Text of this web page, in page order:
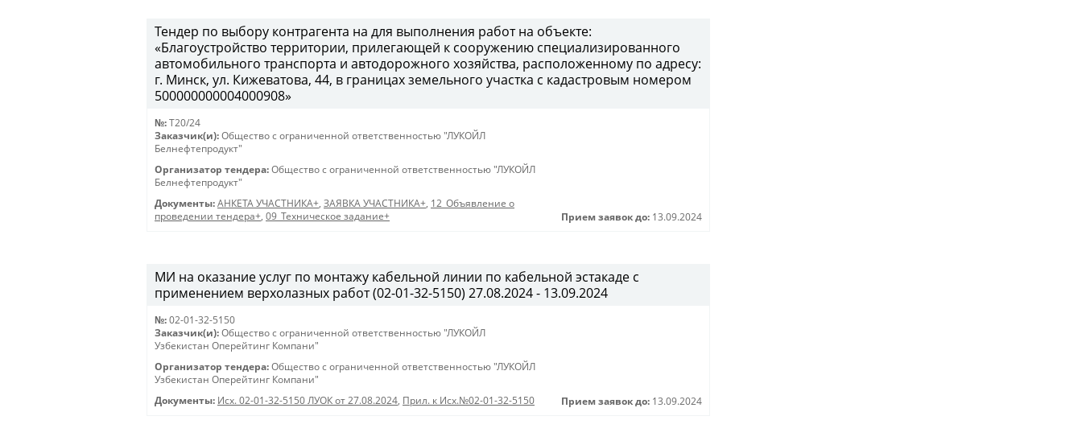
Тендер по выбору контрагента на для выполнения работ на объекте:
«Благоустройство территории, прилегающей к сооружению специализированного
автомобильного транспорта и автодорожного хозяйства, расположенному по адресу:
г. Минск, ул. Кижеватова, 44, в границах земельного участка с кадастровым номером
500000000004000908»
№: T20/24
Заказчик(и): Общество с ограниченной ответственностью "ЛУКОЙЛ
Белнефтепродукт"
Организатор тендера: Общество с ограниченной ответственностью "ЛУКОЙЛ
Белнефтепродукт"
Документы: АНКЕТА УЧАСТНИКА+, ЗАЯВКА УЧАСТНИКА+, 12_Объявление о
проведении тендера+, 09_Техническое задание+ Прием заявок до: 13.09.2024
МИ на оказание услуг по монтажу кабельной линии по кабельной эстакаде с
применением верхолазных работ (02-01-32-5150) 27.08.2024 - 13.09.2024
№: 02-01-32-5150
Заказчик(и): Общество с ограниченной ответственностью "ЛУКОЙЛ
Узбекистан Оперейтинг Компани"
Организатор тендера: Общество с ограниченной ответственностью "ЛУКОЙЛ
Узбекистан Оперейтинг Компани"
Документы: Исх. 02-01-32-5150 ЛУОК от 27.08.2024, Прил. к Исх.№02-01-32-5150 Прием заявок до: 13.09.2024